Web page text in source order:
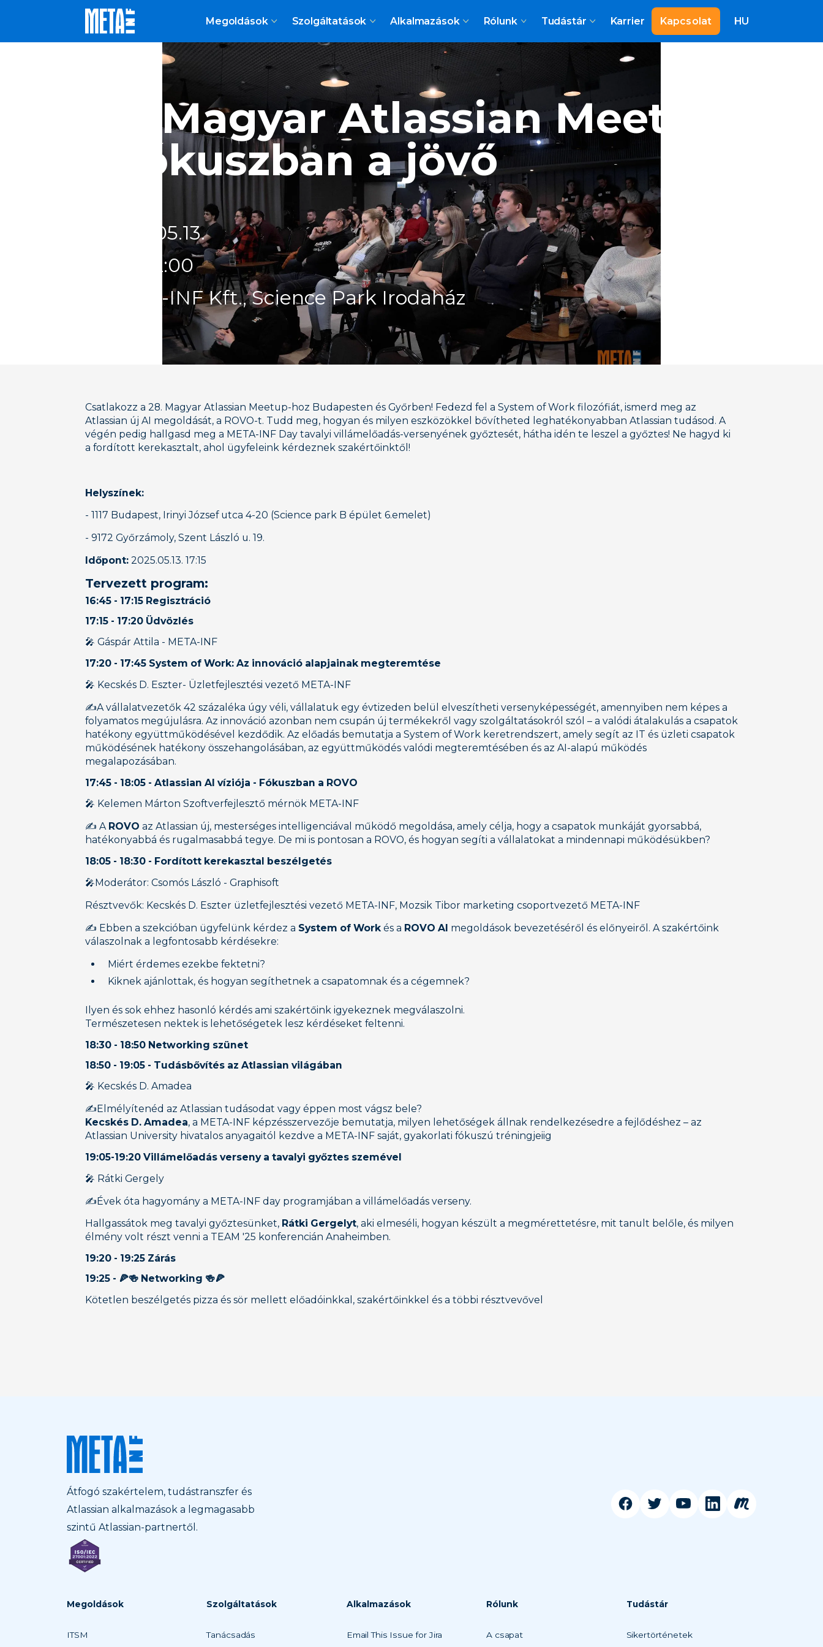
Megoldások Szolgáltatások Alkalmazások Rólunk Tudástár Karrier Kapcsolat HU
28. Magyar Atlassian Meetup
- Fókuszban a jövő
05.13.
2:00
META-INF Kft., Science Park Irodaház
Csatlakozz a 28. Magyar Atlassian Meetup-hoz Budapesten és Győrben! Fedezd fel a System of Work filozófiát, ismerd meg az
Atlassian új AI megoldását, a ROVO-t. Tudd meg, hogyan és milyen eszközökkel bővítheted leghatékonyabban Atlassian tudásod. A
végén pedig hallgasd meg a META-INF Day tavalyi villámelőadás-versenyének győztesét, hátha idén te leszel a győztes! Ne hagyd ki
a fordított kerekasztalt, ahol ügyfeleink kérdeznek szakértőinktől!
Helyszínek:
- 1117 Budapest, Irinyi József utca 4-20 (Science park B épület 6.emelet)
- 9172 Győrzámoly, Szent László u. 19.
Időpont:2025.05.13. 17:15
Tervezett program:
‍16:45 - 17:15 Regisztráció
‍17:15 - 17:20 Üdvözlés
🎤 Gáspár Attila - META-INF
‍17:20 - 17:45 System of Work: Az innováció alapjainak megteremtése
🎤 Kecskés D. Eszter- Üzletfejlesztési vezető META-INF
‍✍️A vállalatvezetők 42 százaléka úgy véli, vállalatuk egy évtizeden belül elveszítheti versenyképességét, amennyiben nem képes a
folyamatos megújulásra. Az innováció azonban nem csupán új termékekről vagy szolgáltatásokról szól – a valódi átalakulás a csapatok
hatékony együttműködésével kezdődik. Az előadás bemutatja a System of Work keretrendszert, amely segít az IT és üzleti csapatok
működésének hatékony összehangolásában, az együttműködés valódi megteremtésében és az AI-alapú működés
megalapozásában.
17:45 - 18:05 - Atlassian AI víziója - Fókuszban a ROVO
🎤 Kelemen Márton Szoftverfejlesztő mérnök META-INF
✍️ A ROVO az Atlassian új, mesterséges intelligenciával működő megoldása, amely célja, hogy a csapatok munkáját gyorsabbá,
hatékonyabbá és rugalmasabbá tegye. De mi is pontosan a ROVO, és hogyan segíti a vállalatokat a mindennapi működésükben?
18:05 - 18:30 - Fordított kerekasztal beszélgetés
🎤Moderátor: Csomós László - Graphisoft
Résztvevők: Kecskés D. Eszter üzletfejlesztési vezető META-INF, Mozsik Tibor marketing csoportvezető META-INF
✍️ Ebben a szekcióban ügyfelünk kérdez a System of Workés a ROVO AI megoldások bevezetéséről és előnyeiről. A szakértőink
válaszolnak a legfontosabb kérdésekre:
Miért érdemes ezekbe fektetni?
Kiknek ajánlottak, és hogyan segíthetnek a csapatomnak és a cégemnek?
Ilyen és sok ehhez hasonló kérdés ami szakértőink igyekeznek megválaszolni.
Természetesen nektek is lehetőségetek lesz kérdéseket feltenni.
18:30 - 18:50 Networking szünet
18:50 - 19:05 - Tudásbővítés az Atlassian világában
🎤 Kecskés D. Amadea
✍️Elmélyítenéd az Atlassian tudásodat vagy éppen most vágsz bele?
Kecskés D. Amadea, a META-INF képzésszervezője bemutatja, milyen lehetőségek állnak rendelkezésedre a fejlődéshez – az
Atlassian University hivatalos anyagaitól kezdve a META-INF saját, gyakorlati fókuszú tréningjeiig
‍19:05-19:20 Villámelőadás verseny a tavalyi győztes szemével
🎤 Rátki Gergely
✍️Évek óta hagyomány a META-INF day programjában a villámelőadás verseny.
Hallgassátok meg tavalyi győztesünket, Rátki Gergelyt, aki elmeséli, hogyan készült a megmérettetésre, mit tanult belőle, és milyen
élmény volt részt venni a TEAM '25 konferencián Anaheimben.
19:20 - 19:25 Zárás
19:25 - 🍕🍻 Networking 🍻🍕
Kötetlen beszélgetés pizza és sör mellett előadóinkkal, szakértőinkkel és a többi résztvevővel
Átfogó szakértelem, tudástranszfer és
Atlassian alkalmazások a legmagasabb
szintű Atlassian-partnertől.
Megoldások
ITSM
Szolgáltatások
Tanácsadás
Alkalmazások
Email This Issue for Jira
Rólunk
A csapat
Tudástár
Sikertörténetek